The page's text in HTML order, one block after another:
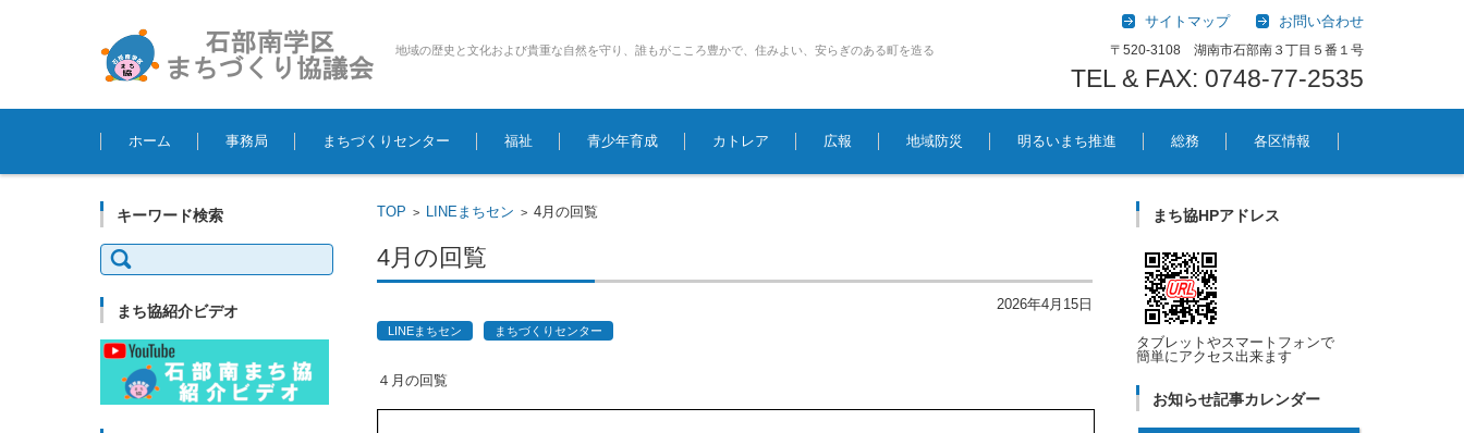
地域の歴史と文化および貴重な自然を守り、誰もがこころ豊かで、住みよい、安らぎのある町を造る
サイトマップ お問い合わせ
〒520-3108 湖南市石部南３丁目５番１号
TEL & FAX: 0748-77-2535
コンテンツに移動
ホーム
事務局 まちづくりセンター 福祉 青少年育成 カトレア 広報 地域防災 明るいまち推進 総務 各区情報
TOP > LINEまちセン >4月の回覧
4月の回覧
2026年4月15日
LINEまちセン まちづくりセンター
４月の回覧
キーワード検索
検
索:
まち協紹介ビデオ
まち協HPアドレス
タブレットやスマートフォンで
簡単にアクセス出来ます
お知らせ記事カレンダー